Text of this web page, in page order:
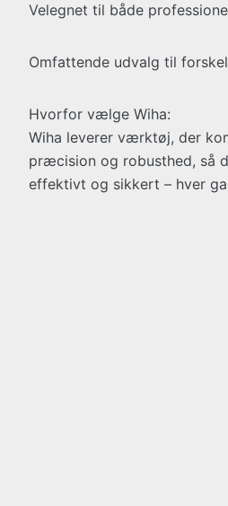
Velegnet til både
Omfattende udvalg til
Hvorfor vælge Wiha:
Wiha leverer værktøj, der
præcision og robusthed, så
effektivt og sikkert – hver